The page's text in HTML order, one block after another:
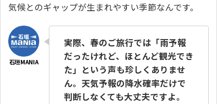
気候とのギャップが生まれやすい季節なんです。
実際、春のご旅行では「雨予報
だったけれど、ほとんど観光でき
た」という声も珍しくありませ
ん。天気予報の降水確率だけで
判断しなくても大丈夫ですよ。